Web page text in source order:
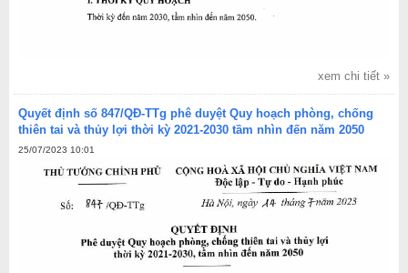
xem chi tiết »
Quyết định số 847/QĐ-TTg phê duyệt Quy hoạch phòng, chống
thiên tai và thủy lợi thời kỳ 2021-2030 tầm nhìn đến năm 2050
25/07/2023 10:01